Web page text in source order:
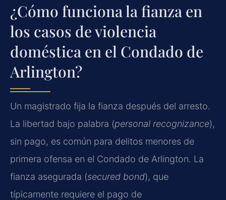
¿Cómo funciona la fianza en
los casos de violencia
doméstica en el Condado de
Arlington?
Un magistrado fija la fianza después del arresto.
La libertad bajo palabra (personal recognizance),
sin pago, es común para delitos menores de
primera ofensa en el Condado de Arlington. La
fianza asegurada (secured bond), que
típicamente requiere el pago de